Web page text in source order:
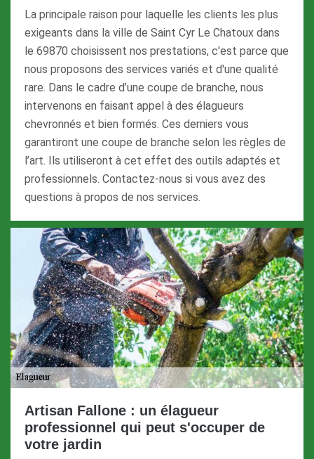
La principale raison pour laquelle les clients les plus
exigeants dans la ville de Saint Cyr Le Chatoux dans
le 69870 choisissent nos prestations, c'est parce que
nous proposons des services variés et d'une qualité
rare. Dans le cadre d’une coupe de branche, nous
intervenons en faisant appel à des élagueurs
chevronnés et bien formés. Ces derniers vous
garantiront une coupe de branche selon les règles de
l’art. Ils utiliseront à cet effet des outils adaptés et
professionnels. Contactez-nous si vous avez des
questions à propos de nos services.
Artisan Fallone : un élagueur
professionnel qui peut s'occuper de
votre jardin